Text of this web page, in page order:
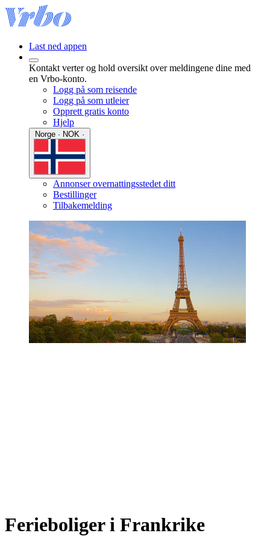
Last ned appen
Kontakt verter og hold oversikt over meldingene dine med
en Vrbo-konto.
Logg på som reisende
Logg på som utleier
Opprett gratis konto
Hjelp
Annonser overnattingsstedet ditt
Bestillinger
Tilbakemelding
Ferieboliger i Frankrike